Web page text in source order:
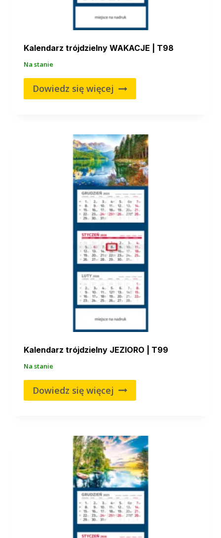
Kalendarz trójdzielny WAKACJE | T98
Na stanie
Dowiedz się więcej
Kalendarz trójdzielny JEZIORO | T99
Na stanie
Dowiedz się więcej